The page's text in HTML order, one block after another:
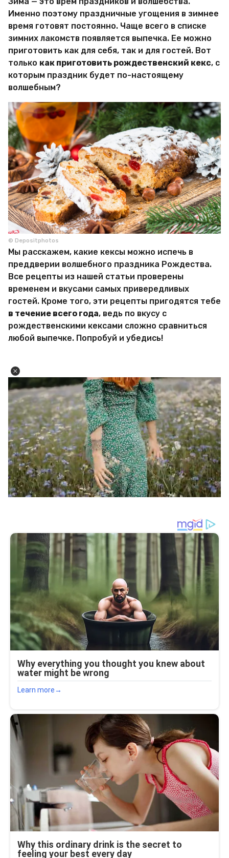
о
р
М
и
р
Х
и
т
р
о
с
т
е
й
Именно поэтому праздничные угощения в зимнее
время готовят постоянно. Чаще всего в списке
зимних лакомств появляется выпечка. Ее можно
приготовить как для себя, так и для гостей. Вот
только как приготовить рождественский кекс, с
которым праздник будет по-настоящему
волшебным?
© Depositphotos
Мы расскажем, какие кексы можно испечь в
преддверии волшебного праздника Рождества.
Все рецепты из нашей статьи проверены
временем и вкусами самых привередливых
гостей. Кроме того, эти рецепты пригодятся тебе
в течение всего года, ведь по вкусу с
рождественскими кексами сложно сравниться
любой выпечке. Попробуй и убедись!